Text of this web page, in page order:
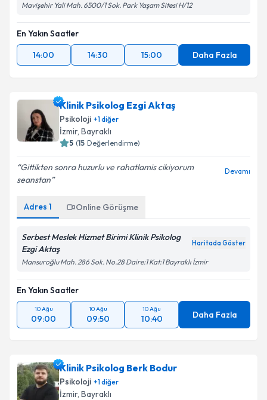
Mavişehir Yali Mah. 6500/1 Sok. Park Yaşam Sitesi H/12
En Yakın Saatler
14:00
14:30 15:00 Daha Fazla
Klinik Psikolog Ezgi Aktaş
Psikoloji +1diğer
İzmir, Bayraklı
5 (15 Değerlendirme)
Gittikten sonra huzurlu ve rahatlamis cikiyorum
seanstan
Devamı
Adres 1 Online Görüşme
Serbest Meslek Hizmet Birimi Klinik Psikolog
Ezgi Aktaş
Haritada Göster
Mansuroğlu Mah. 286 Sok. No.28 Daire:1 Kat:1 Bayraklı İzmir
En Yakın Saatler
10 Ağu
09:00
10 Ağu
09:50
10 Ağu
10:40 Daha Fazla
Klinik Psikolog Berk Bodur
Psikoloji +1diğer
İzmir, Bayraklı